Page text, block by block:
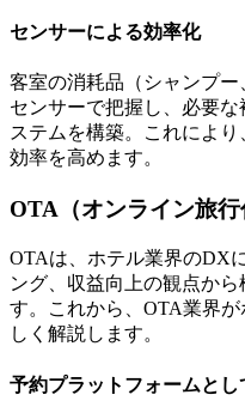
センサーによる効率化
客室の消耗品（シャンプ
センサーで把握し、必要
ステムを構築。これによ
効率を高めます。
OTA（オンライン旅
OTAは、ホテル業界のDX
ング、収益向上の観点か
す。これから、OTA業界
しく解説します。
予約プラットフォームとし